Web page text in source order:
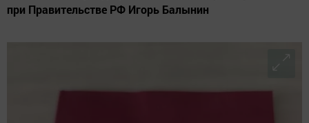
при Правительстве РФ Игорь Балынин